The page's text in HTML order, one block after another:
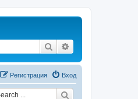
Поиск
Вход
Регистрация